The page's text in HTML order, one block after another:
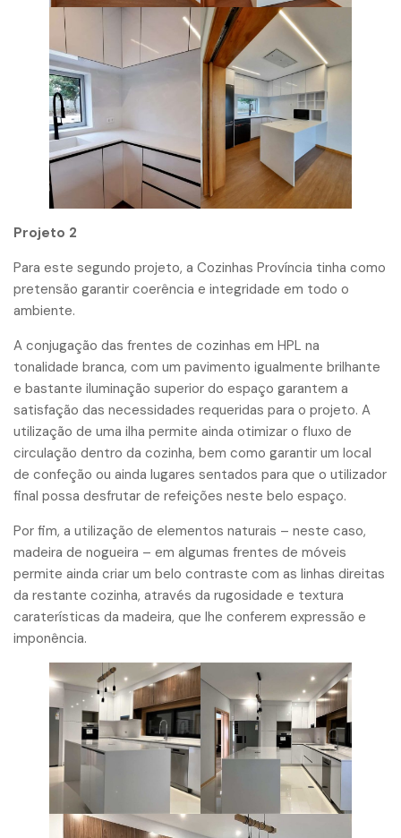
Projeto 2
Para este segundo projeto, a Cozinhas Província tinha como
pretensão garantir coerência e integridade em todo o
ambiente.
A conjugação das frentes de cozinhas em HPL na
tonalidade branca, com um pavimento igualmente brilhante
e bastante iluminação superior do espaço garantem a
satisfação das necessidades requeridas para o projeto. A
utilização de uma ilha permite ainda otimizar o fluxo de
circulação dentro da cozinha, bem como garantir um local
de confeção ou ainda lugares sentados para que o utilizador
final possa desfrutar de refeições neste belo espaço.
Por fim, a utilização de elementos naturais – neste caso,
madeira de nogueira – em algumas frentes de móveis
permite ainda criar um belo contraste com as linhas direitas
da restante cozinha, através da rugosidade e textura
caraterísticas da madeira, que lhe conferem expressão e
imponência.